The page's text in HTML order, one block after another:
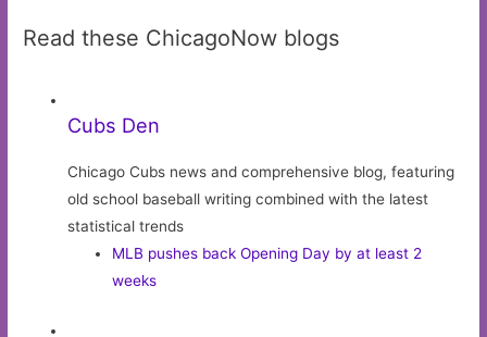
Read these ChicagoNow blogs
Cubs Den
Chicago Cubs news and comprehensive blog, featuring
old school baseball writing combined with the latest
statistical trends
MLB pushes back Opening Day by at least 2
weeks